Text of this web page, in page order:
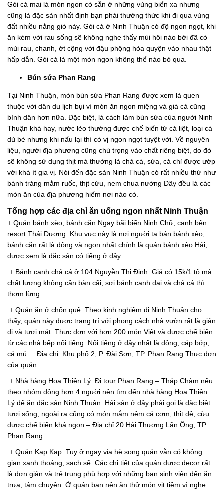
Gỏi cá mai là món ngon có sẵn ở những vùng biển xa nhưng
cũng là đặc sản nhất định bạn phải thưởng thức khi đi qua vùng
đất nhiều nắng gió này. Gỏi cá ở Ninh Thuận có độ ngon ngọt, khi
ăn kèm với rau sống sẽ không nghe thấy mùi hôi nào bởi đã có
mùi rau, chanh, ớt cộng với đậu phộng hòa quyện vào nhau thật
hấp dẫn. Gỏi cá là một món ngon không thể nào bỏ qua.
Bún sứa Phan Rang
Tại Ninh Thuận, món bún sứa Phan Rang được xem là quen
thuộc với dân du lịch bụi vì món ăn ngon miệng và giá cả cũng
bình dân hơn nữa. Đặc biệt, là cách làm bún sứa của người Ninh
Thuận khá hay, nước lèo thường được chế biến từ cá liệt, loại cá
dù bé nhưng khi nấu lại thì có vị ngon ngọt tuyệt vời. Về nguyên
liệu, người địa phương cũng chú trọng vào chất riêng biệt, do đó
sẽ không sử dụng thịt mà thường là chả cá, sứa, cá chỉ được ướp
với khá ít gia vị. Nói đến đặc sản Ninh Thuận có rất nhiều thứ như
bánh tráng mắm ruốc, thịt cừu, nem chua nướng Đây đều là các
món ăn của địa phương hiếm nơi nào có.
Tổng hợp các địa chỉ ăn uống ngon nhất Ninh Thuận
+ Quán bánh xèo, bánh căn Ngay bãi biển Ninh Chữ, cạnh bên
resort Thái Dương. Khu vực này là nơi người ta bán bánh xèo,
bánh căn rất là đông và ngon nhất chính là quán bánh xèo Hải,
được xem là đặc sản có tiếng ở đây.
+ Bánh canh chả cá ở 104 Nguyễn Thị Định. Giá có 15k/1 tô mà
chất lượng không cần bàn cãi, sợi bánh canh dai và chả cá thì
thơm lừng.
+ Quán ăn ở chốn quê: Theo kinh nghiệm đi Ninh Thuận cho
thấy, quán này được trang trí với phong cách nhà vườn rất là giản
dị và tươi mát. Thực đơn với hơn 200 món Việt và được chế biến
từ các nhà bếp nổi tiếng. Nổi tiếng ở đây nhất là dông, cáp bớp,
cá mú. .. Địa chỉ: Khu phố 2, P. Đài Sơn, TP. Phan Rang Thực đơn
của quán
+ Nhà hàng Hoa Thiên Lý: Đi tour Phan Rang – Tháp Chàm nếu
theo nhóm đông hơn 4 người nên tìm đến nhà hàng Hoa Thiên
Lý để ăn đặc sản Ninh Thuận. Hải sản ở đây phải gọi là đặc biệt
tươi sống, ngoài ra cũng có món mắm nêm cá cơm, thịt dê, cừu
được chế biến khá ngon – Địa chỉ 20 Hải Thượng Lãn Ông, TP.
Phan Rang
+ Quán Kap Kap: Tuy ở ngay vỉa hè song quán vẫn có không
gian xanh thoáng, sạch sẽ. Các chi tiết của quán được decor rất
là đơn giản và trẻ trung phù hợp với những bạn sinh viên đến ăn
trưa, tám chuyện. Ở quán bạn nên ăn thử món vịt tiềm vì nghe